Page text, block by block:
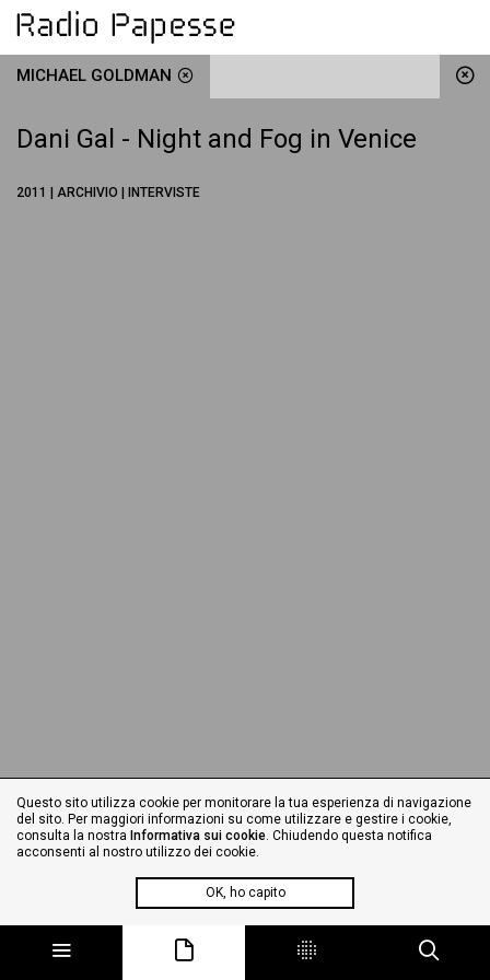
MICHAEL GOLDMAN
Dani Gal - Night and Fog in Venice
2011 | ARCHIVIO | INTERVISTE
Questo sito utilizza cookie per monitorare la tua esperienza di navigazione
del sito. Per maggiori informazioni su come utilizzare e gestire i cookie,
consulta la nostra Informativa sui cookie. Chiudendo questa notifica
acconsenti al nostro utilizzo dei cookie.
OK, ho capito